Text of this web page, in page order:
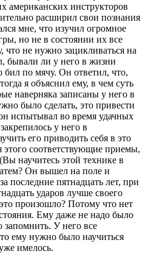
американских инструкторов
расширил свои познания
мне, что изучил огромное
но не в состоянии их все
что не нужно зацикливаться на
бывали ли у него в жизни
бил по мячу. Он ответил, что,
я объяснил ему, в чем суть
наверняка записаны у него в
было сделать, это привести
испытывал во время удачных
у него в
его приводить себя в это
этого соответствующие приемы,
научитесь этой технике в
Он вышел на поле и
последние пятнадцать лет, при
ударов лучше своего
произошло? Потому что нет
Ему даже не надо было
запомнить. У него все
ему нужно было научиться
имелось.